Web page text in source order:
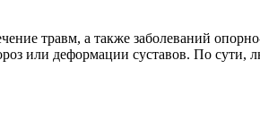
травм, а также заболеваний
или деформации суставов. По сути,